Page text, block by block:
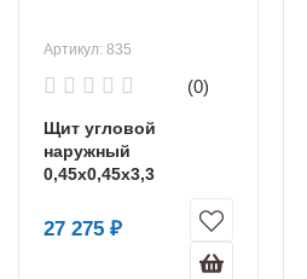
Артикул: 835
(0)
Щит угловой
наружный
0,45х0,45х3,3
27 275 ₽